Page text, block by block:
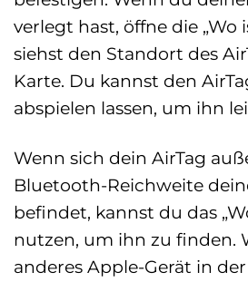
verlegt hast, öffne die „Wo
siehst den Standort des
Karte. Du kannst den
abspielen lassen, um ihn
Wenn sich dein AirTag
Bluetooth-Reichweite
befindet, kannst du das
nutzen, um ihn zu finden.
anderes Apple-Gerät in